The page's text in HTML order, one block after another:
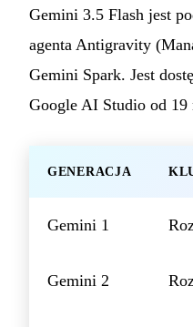
Gemini 3.5 Flash jest
agenta Antigravity
Gemini Spark. Jest
Google AI Studio od 19
GENERACJA
Gemini 1
Gemini 2